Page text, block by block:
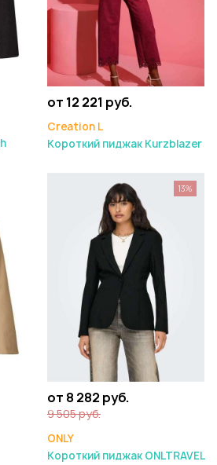
от 12 221 руб.
Creation L
Короткий пиджак Kurzblazer
от 8 282 руб.
9 505 руб.
ONLY
Короткий пиджак ONLTRAVEL
13%